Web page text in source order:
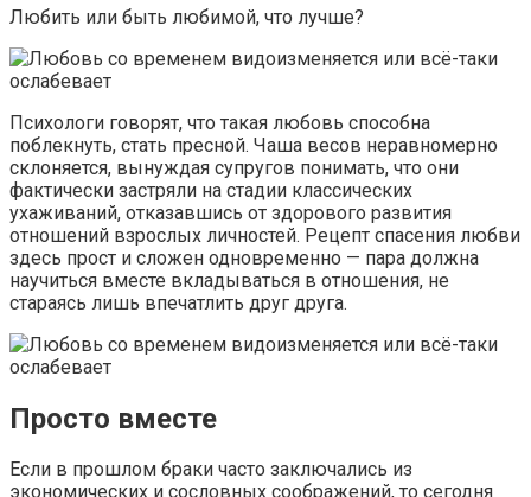
Любить или быть любимой, что лучше?
Психологи говорят, что такая любовь способна
поблекнуть, стать пресной. Чаша весов неравномерно
склоняется, вынуждая супругов понимать, что они
фактически застряли на стадии классических
ухаживаний, отказавшись от здорового развития
отношений взрослых личностей. Рецепт спасения любви
здесь прост и сложен одновременно — пара должна
научиться вместе вкладываться в отношения, не
стараясь лишь впечатлить друг друга.
Просто вместе
Если в прошлом браки часто заключались из
экономических и сословных соображений, то сегодня